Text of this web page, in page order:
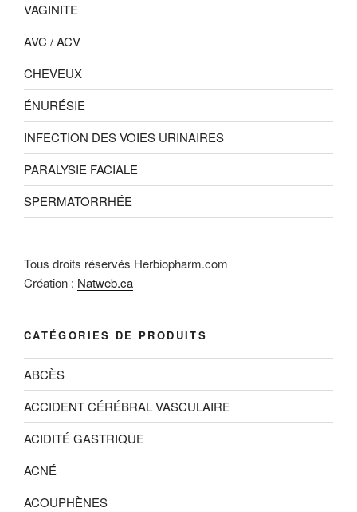
VAGINITE
AVC / ACV
CHEVEUX
ÉNURÉSIE
INFECTION DES VOIES URINAIRES
PARALYSIE FACIALE
SPERMATORRHÉE
Tous droits réservés Herbiopharm.com
Création : Natweb.ca
CATÉGORIES DE PRODUITS
ABCÈS
ACCIDENT CÉRÉBRAL VASCULAIRE
ACIDITÉ GASTRIQUE
ACNÉ
ACOUPHÈNES